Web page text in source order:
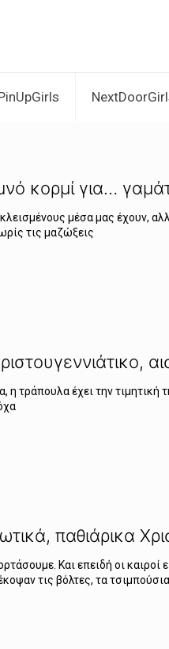
κορμί για…
μέσα μας έχουν,
τις μαζώξεις
η τράπουλα έχει την
παθιάρικα
Και επειδή οι
τις βόλτες, τα τσιμπούσια